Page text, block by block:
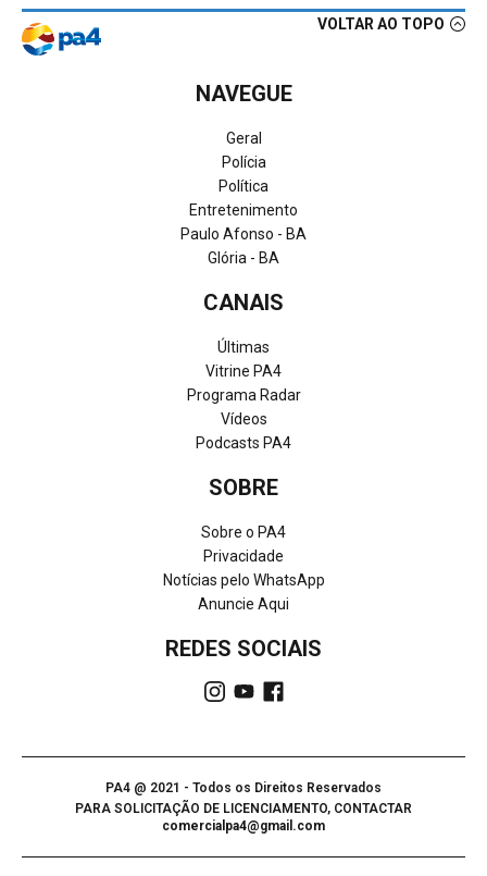
VOLTAR AO TOPO
NAVEGUE
Geral
Polícia
Política
Entretenimento
Paulo Afonso - BA
Glória - BA
CANAIS
Últimas
Vitrine PA4
Programa Radar
Vídeos
Podcasts PA4
SOBRE
Sobre o PA4
Privacidade
Notícias pelo WhatsApp
Anuncie Aqui
REDES SOCIAIS
PA4 @ 2021 - Todos os Direitos Reservados
PARA SOLICITAÇÃO DE LICENCIAMENTO, CONTACTAR
comercialpa4@gmail.com